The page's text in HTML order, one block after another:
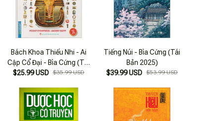
Bách Khoa Thiếu Nhi - Ai
Cập Cổ Đại - Bìa Cứng (Tái
Bản 2025)
$25.99 USD $35.99 USD
Tiếng Núi - Bìa Cứng (Tái
Bản 2025)
$39.99 USD $53.99 USD